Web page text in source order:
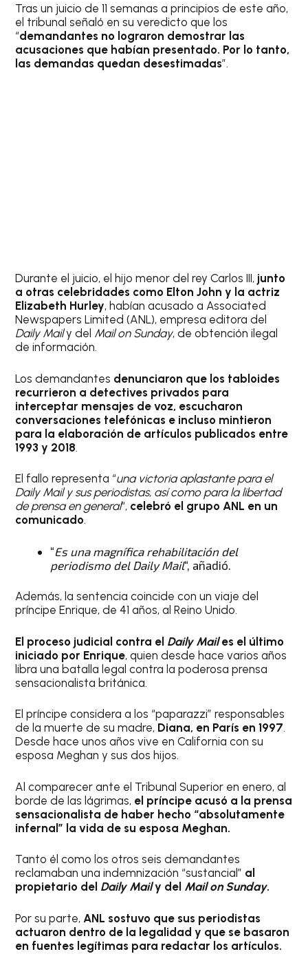
Tras un juicio de 11 semanas a principios de este año,
el tribunal señaló en su veredicto que los
“demandantes no lograron demostrar las
acusaciones que habían presentado. Por lo tanto,
las demandas quedan desestimadas”.
Durante el juicio, el hijo menor del rey Carlos III, junto
a otras celebridades como Elton John y la actriz
Elizabeth Hurley, habían acusado a Associated
Newspapers Limited (ANL), empresa editora del
Daily Maily del Mail on Sunday, de obtención ilegal
de información.
Los demandantes denunciaron que los tabloides
recurrieron a detectives privados para
interceptar mensajes de voz, escucharon
conversaciones telefónicas e incluso mintieron
para la elaboración de artículos publicados entre
1993 y 2018.
El fallo representa “una victoria aplastante para el
Daily Mail y sus periodistas, así como para la libertad
de prensa en general“, celebró el grupo ANL en un
comunicado.
“Es una magnífica rehabilitación del
periodismo del Daily Mail“, añadió.
Además, la sentencia coincide con un viaje del
príncipe Enrique, de 41 años, al Reino Unido.
El proceso judicial contra el Daily Mailes el último
iniciado por Enrique, quien desde hace varios años
libra una batalla legal contra la poderosa prensa
sensacionalista británica.
El príncipe considera a los “paparazzi” responsables
de la muerte de su madre, Diana, en París en 1997.
Desde hace unos años vive en California con su
esposa Meghan y sus dos hijos.
Al comparecer ante el Tribunal Superior en enero, al
borde de las lágrimas, el príncipe acusó a la prensa
sensacionalista de haber hecho “absolutamente
infernal” la vida de su esposa Meghan.
Tanto él como los otros seis demandantes
reclamaban una indemnización “sustancial” al
propietario del Daily Maily del Mail on Sunday.
Por su parte, ANL sostuvo que sus periodistas
actuaron dentro de la legalidad y que se basaron
en fuentes legítimas para redactar los artículos.